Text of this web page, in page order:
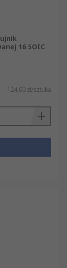
16 SOIC
124,60 zł/sztuka